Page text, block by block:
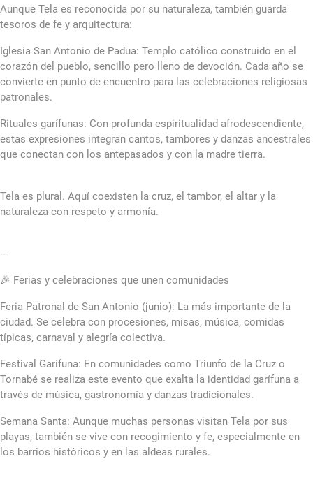
Aunque Tela es reconocida por su naturaleza, también guarda
tesoros de fe y arquitectura:
Iglesia San Antonio de Padua: Templo católico construido en el
corazón del pueblo, sencillo pero lleno de devoción. Cada año se
convierte en punto de encuentro para las celebraciones religiosas
patronales.
Rituales garífunas: Con profunda espiritualidad afrodescendiente,
estas expresiones integran cantos, tambores y danzas ancestrales
que conectan con los antepasados y con la madre tierra.
Tela es plural. Aquí coexisten la cruz, el tambor, el altar y la
naturaleza con respeto y armonía.
---
🎉 Ferias y celebraciones que unen comunidades
Feria Patronal de San Antonio (junio): La más importante de la
ciudad. Se celebra con procesiones, misas, música, comidas
típicas, carnaval y alegría colectiva.
Festival Garífuna: En comunidades como Triunfo de la Cruz o
Tornabé se realiza este evento que exalta la identidad garífuna a
través de música, gastronomía y danzas tradicionales.
Semana Santa: Aunque muchas personas visitan Tela por sus
playas, también se vive con recogimiento y fe, especialmente en
los barrios históricos y en las aldeas rurales.